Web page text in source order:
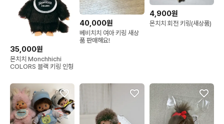
35,000원
몬치치 Monchhichi
COLORS 블랙 키링 인형
40,000원
베비치치 여아 키링 새상
품 판매해요!
4,900원
몬치치 회전 키링(새상품)